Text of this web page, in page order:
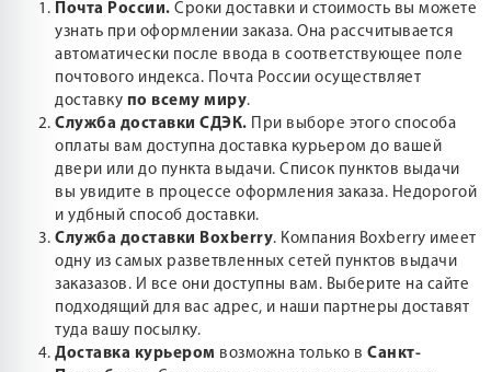
Почта России. Сроки доставки и стоимость вы можете
узнать при оформлении заказа. Она рассчитывается
автоматически после ввода в соответствующее поле
почтового индекса. Почта России осуществляет
доставку по всему миру.
Служба доставки СДЭК. При выборе этого способа
оплаты вам доступна доставка курьером до вашей
двери или до пункта выдачи. Список пунктов выдачи
вы увидите в процессе оформления заказа. Недорогой
и удбный способ доставки.
Служба доставки Boxberry. Компания Boxberry имеет
одну из самых разветвленных сетей пунктов выдачи
заказазов. И все они доступны вам. Выберите на сайте
подходящий для вас адрес, и наши партнеры доставят
туда вашу посылку.
Доставка курьером возможна только в Санкт-